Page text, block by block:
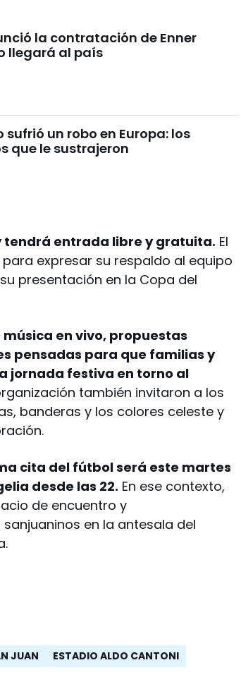
la contratación de Enner
llegará al país
un robo en Europa: los
que le sustrajeron
tendrá entrada libre y gratuita. El
expresar su respaldo al equipo
presentación en la Copa del
en vivo, propuestas
pensadas para que familias y
jornada festiva en torno al
también invitaron a los
banderas y los colores celeste y
cita del fútbol será este martes
desde las 22. En ese contexto,
de encuentro y
en la antesala del
JUAN ESTADIO ALDO CANTONI